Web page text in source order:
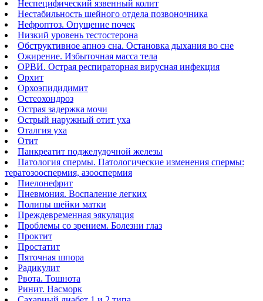
Неспецифический язвенный колит
Нестабильность шейного отдела позвоночника
Нефроптоз. Опущение почек
Низкий уровень тестостерона
Обструктивное апноэ сна. Остановка дыхания во сне
Ожирение. Избыточная масса тела
ОРВИ. Острая респираторная вирусная инфекция
Орхит
Орхоэпидидимит
Остеохондроз
Острая задержка мочи
Острый наружный отит уха
Оталгия уха
Отит
Панкреатит поджелудочной железы
Патология спермы. Патологические изменения спермы:
тератозооспермия, азооспермия
Пиелонефрит
Пневмония. Воспаление легких
Полипы шейки матки
Преждевременная эякуляция
Проблемы со зрением. Болезни глаз
Проктит
Простатит
Пяточная шпора
Радикулит
Рвота. Тошнота
Ринит. Насморк